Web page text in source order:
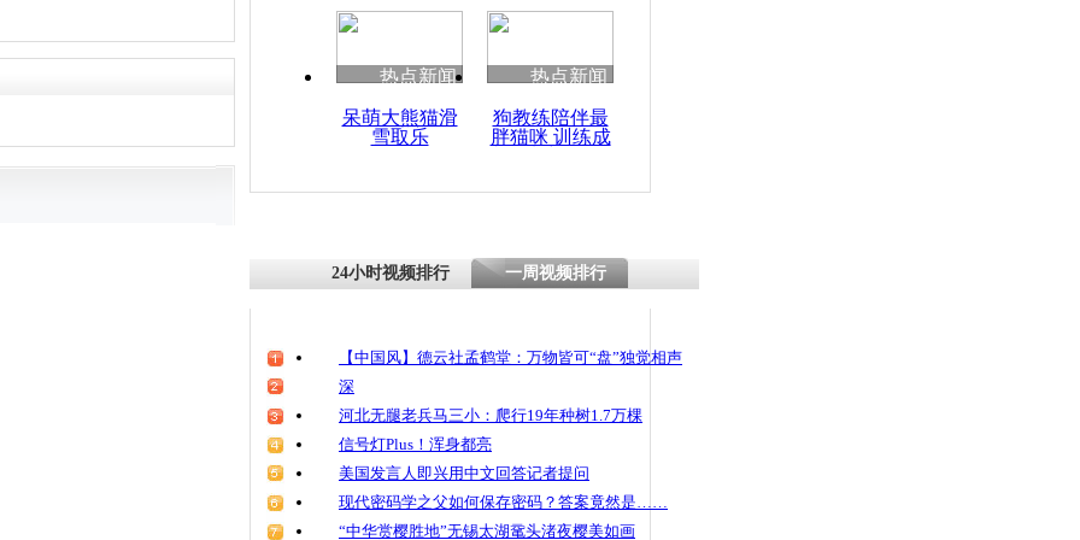
热点新闻
呆萌大熊猫滑
雪取乐
热点新闻
狗教练陪伴最
胖猫咪 训练成
24小时视频排行 一周视频排行
【中国风】德云社孟鹤堂：万物皆可“盘”独觉相声
深
河北无腿老兵马三小：爬行19年种树1.7万棵
信号灯Plus！浑身都亮
美国发言人即兴用中文回答记者提问
现代密码学之父如何保存密码？答案竟然是……
“中华赏樱胜地”无锡太湖鼋头渚夜樱美如画